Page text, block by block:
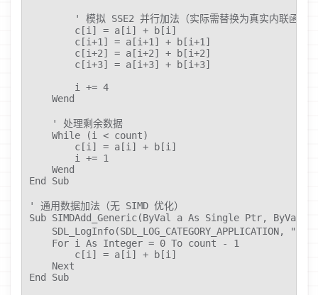
        ' 模拟 SSE2 并行加法（实际需替换为真实内联函数）
        c[i] = a[i] + b[i]
        c[i+1] = a[i+1] + b[i+1]
        c[i+2] = a[i+2] + b[i+2]
        c[i+3] = a[i+3] + b[i+3]
        i += 4
    Wend
    ' 处理剩余数据
    While (i < count)
        c[i] = a[i] + b[i]
        i += 1
    Wend
End Sub
' 通用数据加法（无 SIMD 优化）
Sub SIMDAdd_Generic(ByVal a As Single Ptr,
SDL_LogInfo(SDL_LOG_CATEGORY_APPLICATION, "使用
    For i As Integer = 0 To count - 1
        c[i] = a[i] + b[i]
    Next
End Sub